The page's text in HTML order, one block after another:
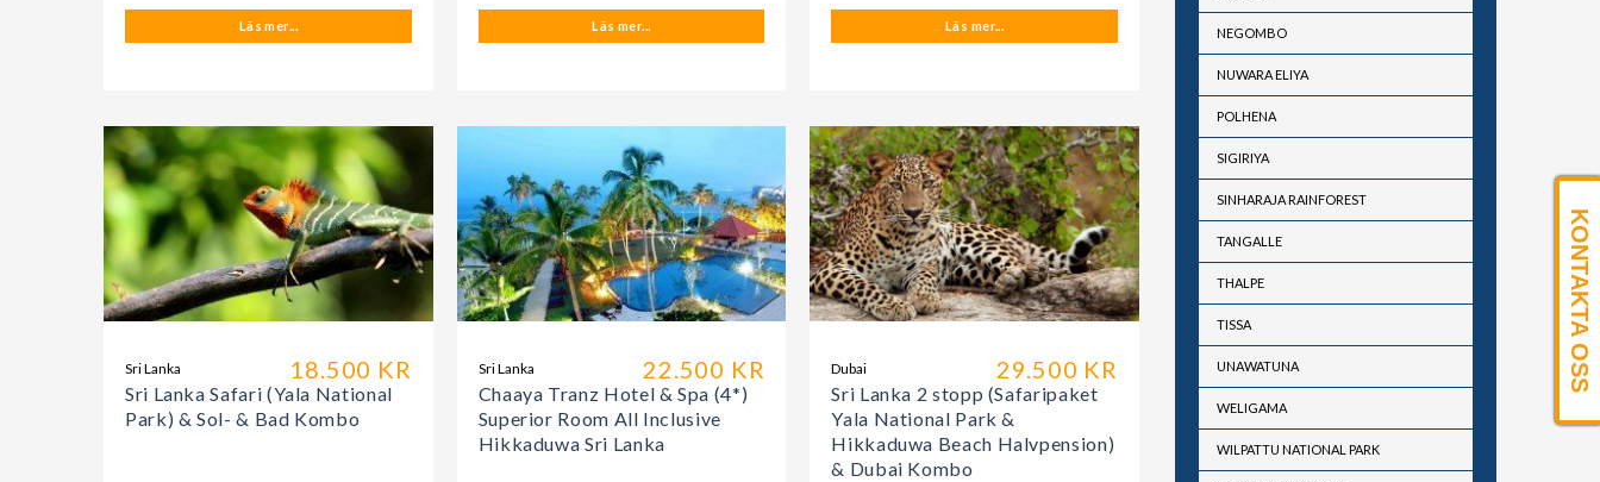
Läs mer... Läs mer... Läs mer...
18.500 KR
Sri Lanka
Sri Lanka Safari (Yala National
Park) & Sol- & Bad Kombo
22.500 KR
Sri Lanka
Chaaya Tranz Hotel & Spa (4*)
Superior Room All Inclusive
Hikkaduwa Sri Lanka
29.500 KR
Dubai
Sri Lanka 2 stopp (Safaripaket
Yala National Park &
Hikkaduwa Beach Halvpension)
& Dubai Kombo
NEGOMBO
NUWARA ELIYA
POLHENA
SIGIRIYA
SINHARAJA RAINFOREST
TANGALLE
THALPE
TISSA
UNAWATUNA
WELIGAMA
WILPATTU NATIONAL PARK
KONTAKTA OSS